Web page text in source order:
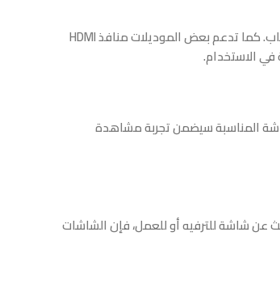
بتقنيات متقدمة مثل معدل التحديث العالي (120Hz أو أكثر)، والذي يوفر تجربة مشاهدة أكثر سلاسة خاصة في الألعاب. كما تدعم بعض الموديلات منافذ HDMI
المناسبة سيضمن تجربة مشاهدة
عن شاشة للترفيه أو للعمل، فإن الشاشات